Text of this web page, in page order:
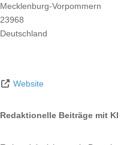
Mecklenburg-Vorpommern
23968
Deutschland
Website
Redaktionelle Beiträge mit KI